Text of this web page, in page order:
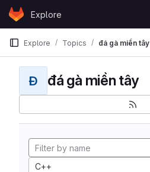
Skip to content
GitLabExplore
Explore Topics đá gà miền tây
Đ đá gà miền tây
C++